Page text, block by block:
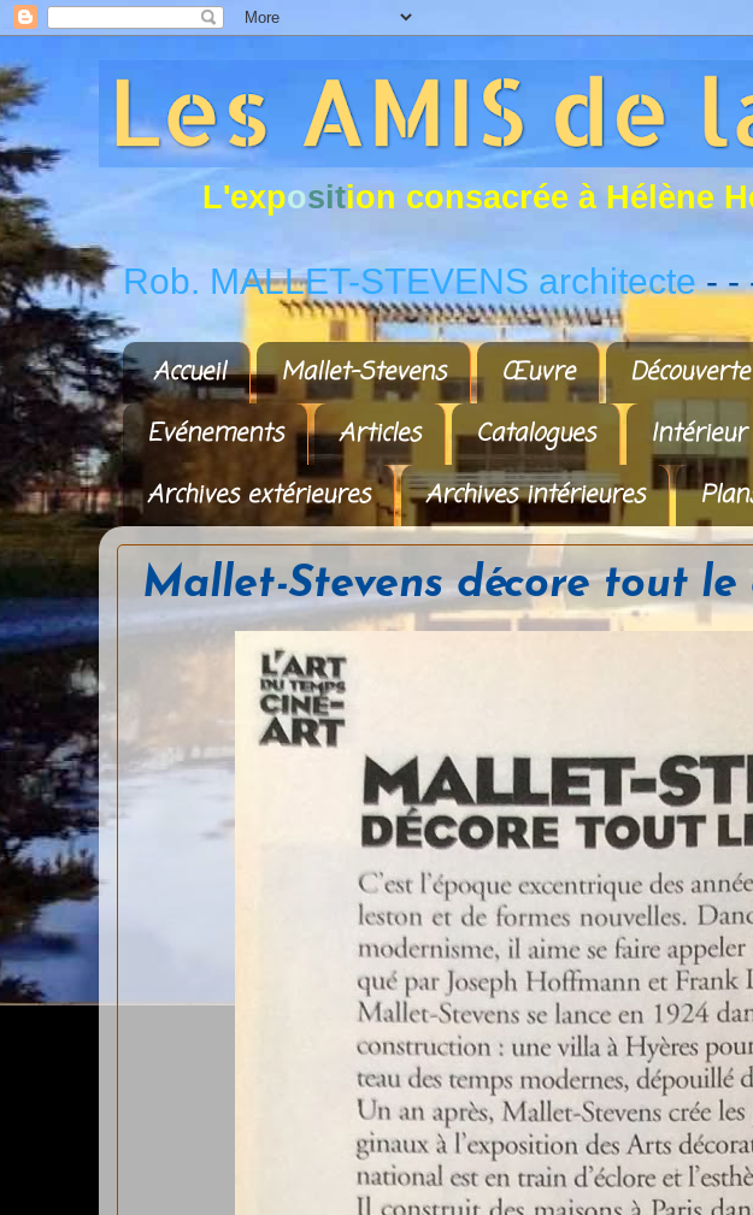
L'exposition consacrée à Hé ène H
Rob. MALLET-STEVENS architecte- -
Accueil Mallet-Stevens Œuvre Découverte
Evénements
Articles Catalogues Intérieur
Archives extérieures
Archives intérieures
Mallet-Stevens décore tout le